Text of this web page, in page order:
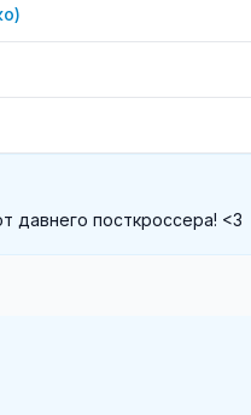
)
давнего посткроссера! <3